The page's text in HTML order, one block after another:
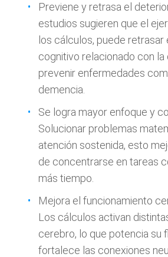
Previene y retrasa el
estudios sugieren que el
los cálculos, puede retrasar
cognitivo relacionado con la
prevenir enfermedades
demencia.
Se logra mayor enfoque y
Solucionar problemas
atención sostenida, esto
de concentrarse en tareas
más tiempo.
Mejora el funcionamiento
Los cálculos activan
cerebro, lo que potencia su
fortalece las conexiones